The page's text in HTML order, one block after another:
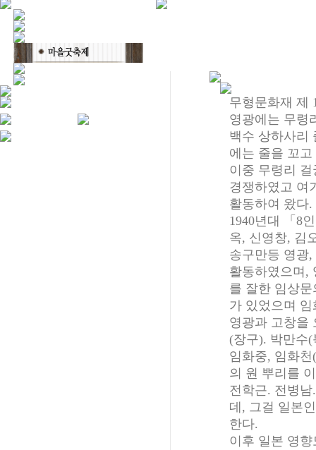
무형문화재 제
영광에는 무령
백수 상하사리
에는 줄을 꼬
이중 무령리
경쟁하였고 여
활동하여 왔다.
1940년대 「8
옥, 신영창, 김
송구만등 영광
활동하였으며,
를 잘한 임상
가 있었으며
영광과 고창을
(장구). 박만수
임화중, 임화
의 원 뿌리를
전학근. 전병
데, 그걸 일본
한다.
이후 일본 영